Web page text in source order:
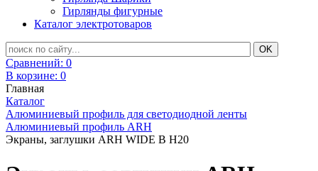
Гирлянды фигурные
Каталог электротоваров
Сравнений: 0
В корзине: 0
Главная
Каталог
Алюминиевый профиль для светодиодной ленты
Алюминиевый профиль ARH
Экраны, заглушки ARH WIDE B H20